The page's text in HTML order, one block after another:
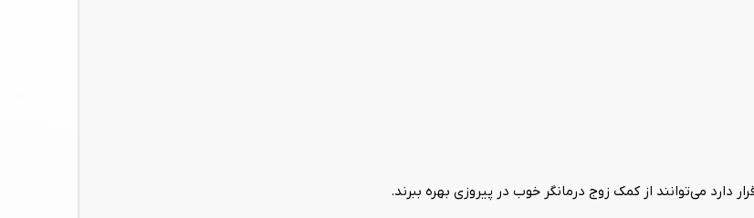
می‌توانند از کمک زوج درمانگر خوب در پیروزی بهره ببرند.